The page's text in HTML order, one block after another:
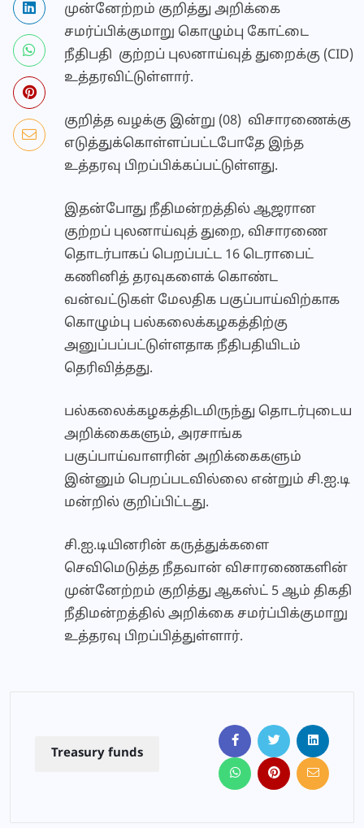
முன்னேற்றம் குறித்து அறிக்கை
சமர்ப்பிக்குமாறு கொழும்பு கோட்டை
நீதிபதி குற்றப் புலனாய்வுத் துறைக்கு (CID)
உத்தரவிட்டுள்ளார்.
குறித்த வழக்கு இன்று (08) விசாரணைக்கு
எடுத்துக்கொள்ளப்பட்டபோதே இந்த
உத்தரவு பிறப்பிக்கப்பட்டுள்ளது.
இதன்போது நீதிமன்றத்தில் ஆஜரான
குற்றப் புலனாய்வுத் துறை, விசாரணை
தொடர்பாகப் பெறப்பட்ட 16 டெராபைட்
கணினித் தரவுகளைக் கொண்ட
வன்வட்டுகள் மேலதிக பகுப்பாய்விற்காக
கொழும்பு பல்கலைக்கழகத்திற்கு
அனுப்பப்பட்டுள்ளதாக நீதிபதியிடம்
தெரிவித்தது.
பல்கலைக்கழகத்திடமிருந்து தொடர்புடைய
அறிக்கைகளும், அரசாங்க
பகுப்பாய்வாளரின் அறிக்கைகளும்
இன்னும் பெறப்படவில்லை என்றும் சி.ஐ.டி
மன்றில் குறிப்பிட்டது.
சி.ஐ.டியினரின் கருத்துக்களை
செவிமெடுத்த நீதவான் விசாரணைகளின்
முன்னேற்றம் குறித்து ஆகஸ்ட் 5 ஆம் திகதி
நீதிமன்றத்தில் அறிக்கை சமர்ப்பிக்குமாறு
உத்தரவு பிறப்பித்துள்ளார்.
Treasury funds